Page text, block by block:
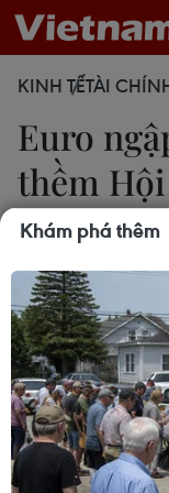
KINH TẾTÀI
Euro
thềm
EU
18/10/2012 11:16
Sau khi tăng
euro ngập
18/10, trước
Sau khi tăng
đồng euro
Khám phá thêm